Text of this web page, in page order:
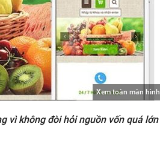
Xem toàn màn hình
vì không đòi hỏi nguồn vốn quá lớn